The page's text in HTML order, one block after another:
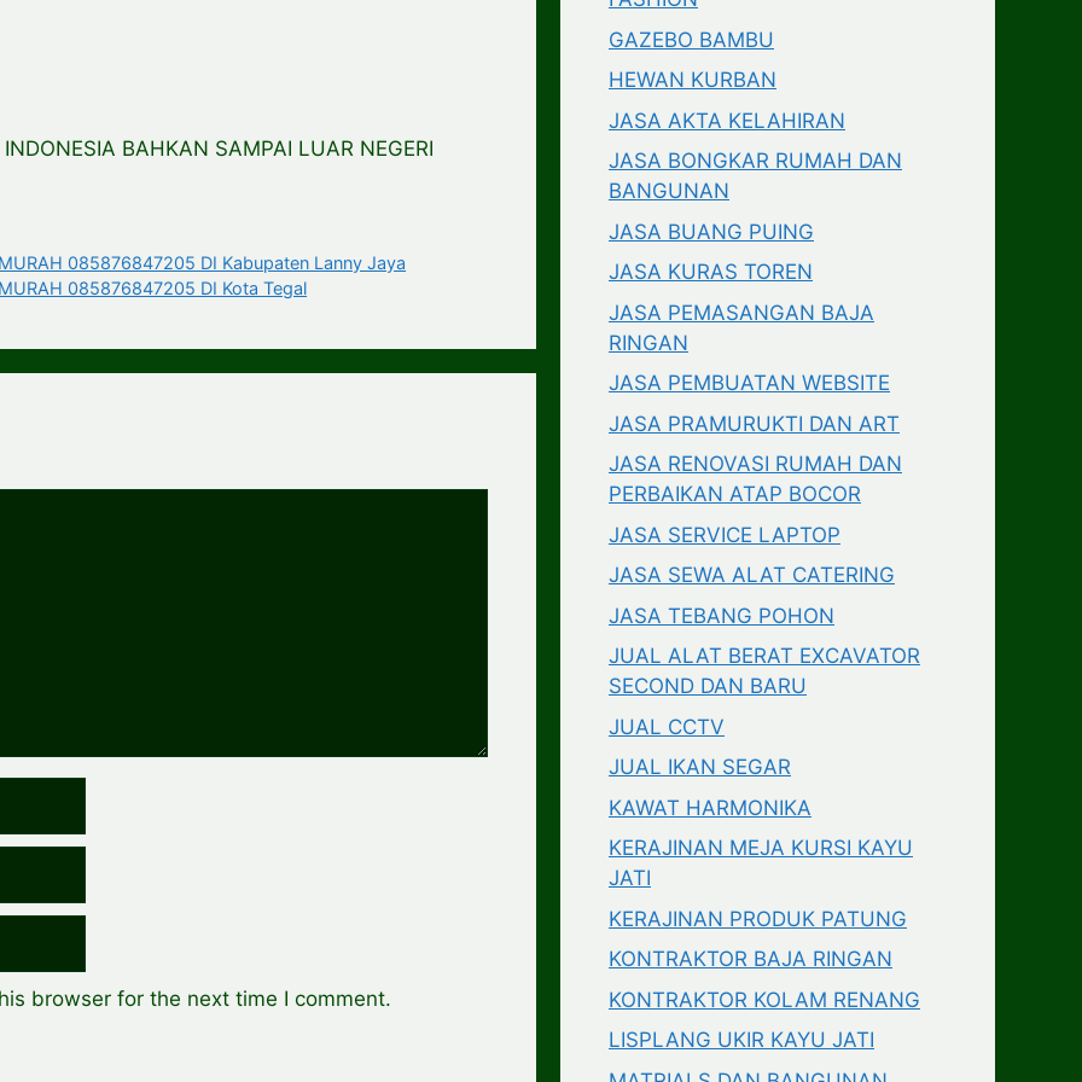
BAHKAN SAMPAI LUAR NEGERI
085876847205 DI Kabupaten Lanny Jaya
085876847205 DI Kota Tegal
browser for the next time I comment.
GAZEBO BAMBU
HEWAN KURBAN
JASA AKTA KELAHIRAN
JASA BONGKAR RUMAH DAN
BANGUNAN
JASA BUANG PUING
JASA KURAS TOREN
JASA PEMASANGAN BAJA
RINGAN
JASA PEMBUATAN WEBSITE
JASA PRAMURUKTI DAN ART
JASA RENOVASI RUMAH DAN
PERBAIKAN ATAP BOCOR
JASA SERVICE LAPTOP
JASA SEWA ALAT CATERING
JASA TEBANG POHON
JUAL ALAT BERAT EXCAVATOR
SECOND DAN BARU
JUAL CCTV
JUAL IKAN SEGAR
KAWAT HARMONIKA
KERAJINAN MEJA KURSI KAYU
JATI
KERAJINAN PRODUK PATUNG
KONTRAKTOR BAJA RINGAN
KONTRAKTOR KOLAM RENANG
LISPLANG UKIR KAYU JATI